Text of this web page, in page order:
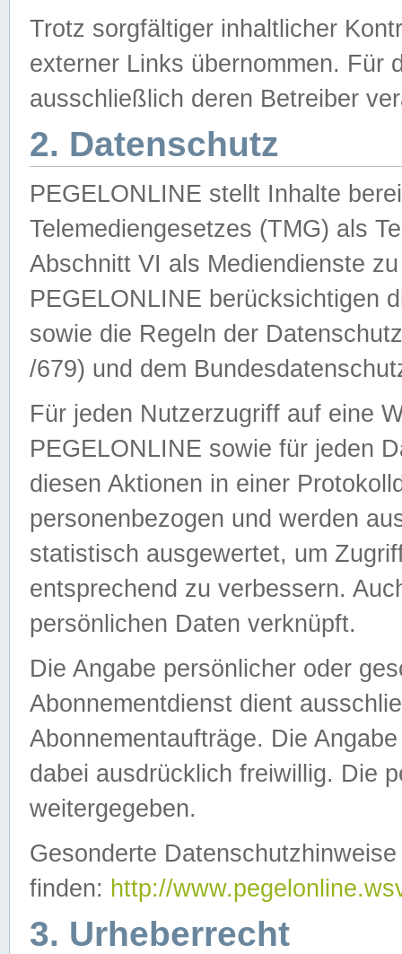
Trotz sorgfältiger inhaltlicher
externer Links übernommen. Für
ausschließlich deren Betreiber
2. Datenschutz
PEGELONLINE stellt Inhalte
Telemediengesetzes (TMG) als
Abschnitt VI als Mediendienste
PEGELONLINE berücksichtigen
sowie die Regeln der
/679) und dem
Für jeden Nutzerzugriff auf eine
PEGELONLINE sowie für jeden
diesen Aktionen in einer
personenbezogen und werden
statistisch ausgewertet, um
entsprechend zu verbessern.
persönlichen Daten verknüpft.
Die Angabe persönlicher oder
Abonnementdienst dient
Abonnementaufträge. Die
dabei ausdrücklich freiwillig. Die
weitergegeben.
Gesonderte
finden: http://
3. Urheberrecht